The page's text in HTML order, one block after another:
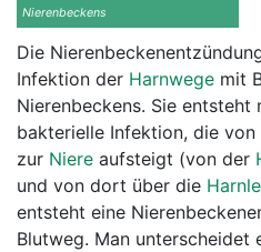
Nierenbeckens
Die
Infektion der Harnwege mit
Nierenbeckens. Sie entsteht
bakterielle Infektion, die
zur Niere aufsteigt (von der
und von dort über die
entsteht eine
Blutweg. Man unterscheidet